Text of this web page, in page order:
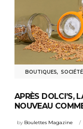
BOUTIQUES, SOCIÉTÉ
APRÈS DOLCI’S,
NOUVEAU
by Boulettes Magazine